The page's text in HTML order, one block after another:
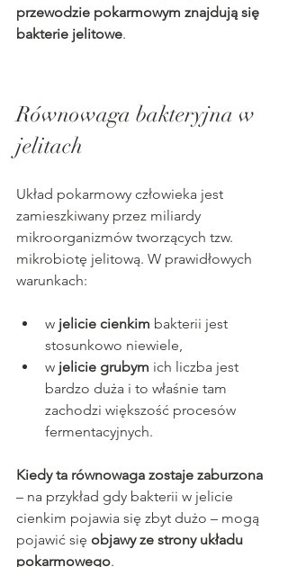
przewodzie pokarmowym znajdują się
bakterie jelitowe.
Równowaga bakteryjna w
jelitach
Układ pokarmowy człowieka jest
zamieszkiwany przez miliardy
mikroorganizmów tworzących tzw.
mikrobiotę jelitową. W prawidłowych
warunkach:
w jelicie cienkim bakterii jest
stosunkowo niewiele,
w jelicie grubym ich liczba jest
bardzo duża i to właśnie tam
zachodzi większość procesów
fermentacyjnych.
Kiedy ta równowaga zostaje zaburzona
– na przykład gdy bakterii w jelicie
cienkim pojawia się zbyt dużo – mogą
pojawić się objawy ze strony układu
pokarmowego.